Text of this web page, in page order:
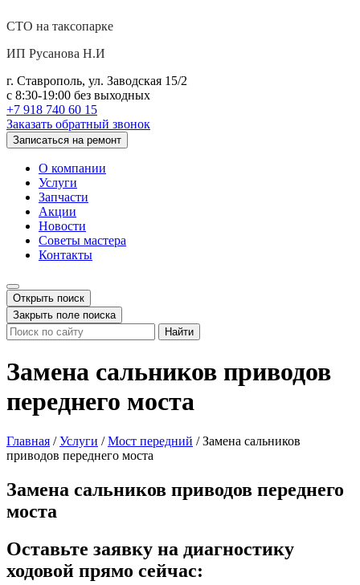
СТО на таксопарке
ИП Русанова Н.И
г. Ставрополь, ул. Заводская 15/2
с 8:30-19:00 без выходных
+7 918 740 60 15
Заказать обратный звонок
Записаться на ремонт
О компании
Услуги
Запчасти
Акции
Новости
Советы мастера
Контакты
Открыть поиск
Закрыть поле поиска
Замена сальников приводов
переднего моста
Главная /Услуги /Мост передний /Замена сальников
приводов переднего моста
Замена сальников приводов переднего
моста
Оставьте заявку на диагностику
ходовой прямо сейчас: